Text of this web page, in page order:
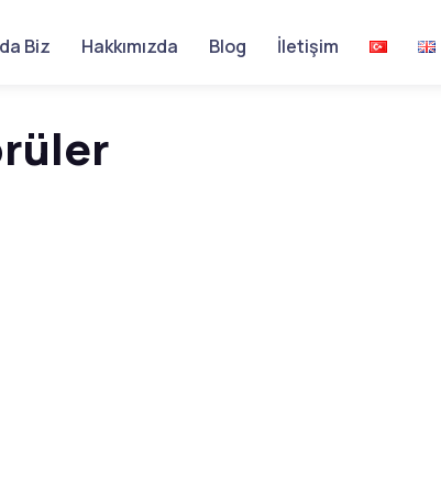
Biz Hakkımızda Blog İletişim